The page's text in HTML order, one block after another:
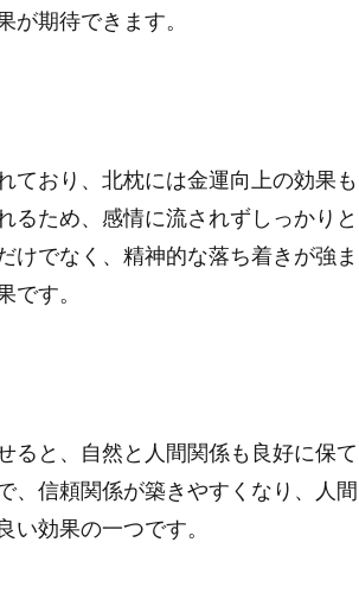
期待できます。
ており、北枕には金運向上の効果も
るため、感情に流されずしっかりと
けでなく、精神的な落ち着きが強ま
です。
ると、自然と人間関係も良好に保て
、信頼関係が築きやすくなり、人間
効果の一つです。